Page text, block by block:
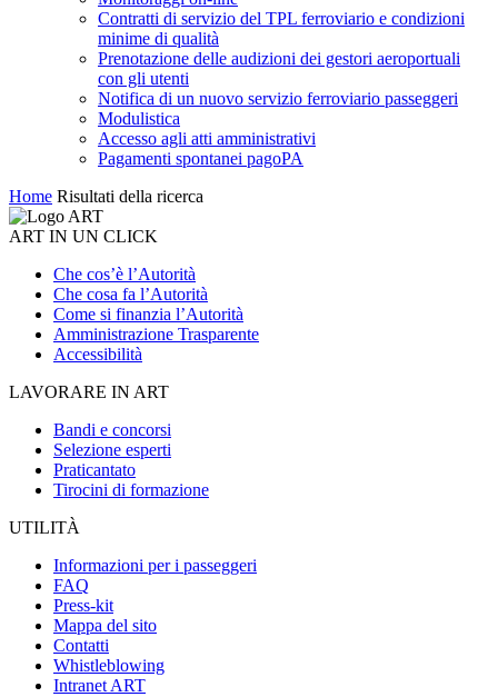
Contratti di servizio del TPL ferroviario e condizioni
minime di qualità
Prenotazione delle audizioni dei gestori aeroportuali
con gli utenti
Notifica di un nuovo servizio ferroviario passeggeri
Modulistica
Accesso agli atti amministrativi
Pagamenti spontanei pagoPA
Home Risultati della ricerca
ART IN UN CLICK
Che cos’è l’Autorità
Che cosa fa l’Autorità
Come si finanzia l’Autorità
Amministrazione Trasparente
Accessibilità
LAVORARE IN ART
Bandi e concorsi
Selezione esperti
Praticantato
Tirocini di formazione
UTILITÀ
Informazioni per i passeggeri
FAQ
Press-kit
Mappa del sito
Contatti
Whistleblowing
Intranet ART